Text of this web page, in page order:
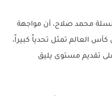
محمد صلاح، أن مواجهة
كأس العالم تمثل تحدياً كبيراً،
تقديم مستوى يليق